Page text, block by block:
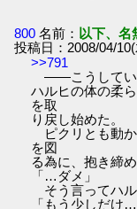
800 名前： 以下、名
投稿日：2008/04/
>>791
――こうしてい
ハルヒの体の柔
を取
り戻し始めた。
ピクリとも動
を図
る為に、抱き締
「…ダメ」
そう言ってハル
「もう少しだけ…